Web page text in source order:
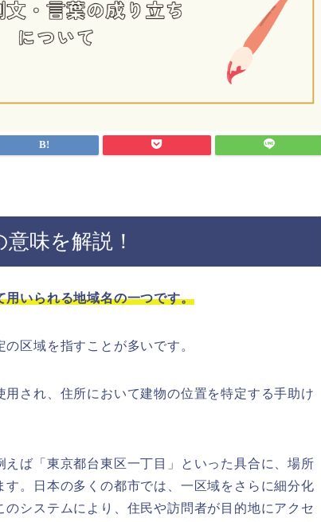
味を解説！
用いられる地域名の一つです。
区域を指すことが多いです。
され、住所において建物の位置を特定する手助け
ば「東京都台東区一丁目」といった具合に、場所
。日本の多くの都市では、一区域をさらに細分化
システムにより、住民や訪問者が目的地にアクセ